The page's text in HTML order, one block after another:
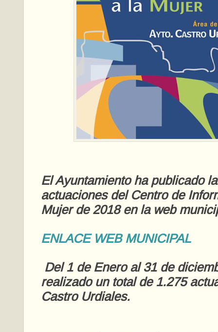
El Ayuntamiento ha publicado
actuaciones del Centro de
Mujer de 2018 en la web
ENLACE WEB MUNICIPAL
Del 1 de Enero al 31 de
realizado un total de 1.275
Castro Urdiales.